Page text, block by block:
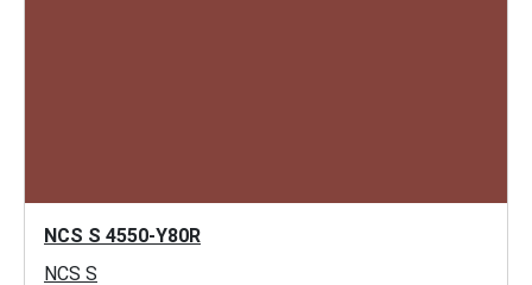
NCS S 4550-Y80R
NCS S